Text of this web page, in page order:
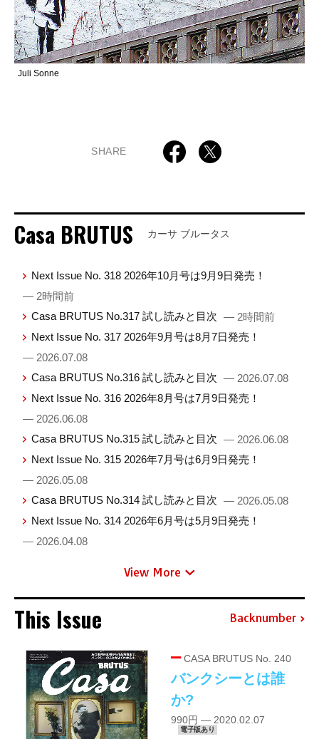
Juli Sonne
SHARE
Casa BRUTUS カーサ ブルータス
Next Issue No. 318 2026年10月号は9月9日発売！
— 2時間前
Casa BRUTUS No.317 試し読みと目次 — 2時間前
Next Issue No. 317 2026年9月号は8月7日発売！
— 2026.07.08
Casa BRUTUS No.316 試し読みと目次 — 2026.07.08
Next Issue No. 316 2026年8月号は7月9日発売！
— 2026.06.08
Casa BRUTUS No.315 試し読みと目次 — 2026.06.08
Next Issue No. 315 2026年7月号は6月9日発売！
— 2026.05.08
Casa BRUTUS No.314 試し読みと目次 — 2026.05.08
Next Issue No. 314 2026年6月号は5月9日発売！
— 2026.04.08
View More
This Issue Backnumber
CASA BRUTUS No. 240
バンクシーとは誰
か?
990円 — 2020.02.07
電子版あり